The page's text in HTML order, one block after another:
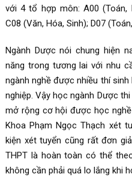
với 4 tổ hợp môn: A00 (Toán,
C08 (Văn, Hóa, Sinh); D07
Ngành Dược nói chung hiện
năng trong tương lai với nhu
ngành nghề được nhiều thí
nghiệp. Vậy học ngành Dược
mở rộng cơ hội được học
Khoa Phạm Ngọc Thạch xét
kiện xét tuyển cũng rất đơn
THPT là hoàn toàn có thể
không cần phải quá lo lắng khi